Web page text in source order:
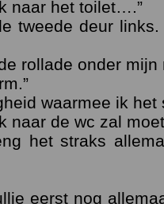
naar het toilet….”
tweede deur
rollade onder mijn
waarmee ik het
naar de wc zal
het straks
eerst nog